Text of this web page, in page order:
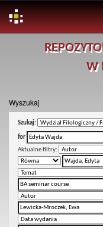
W
Wyszukaj
Szukaj:
for
Aktualne filtry: